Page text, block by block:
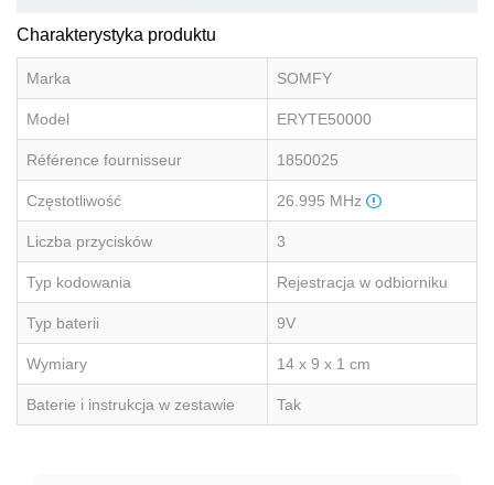
Charakterystyka produktu
Marka SOMFY
Model ERYTE50000
Référence fournisseur 1850025
Częstotliwość 26.995 MHz
Liczba przycisków 3
Typ kodowania Rejestracja w odbiorniku
Typ baterii 9V
Wymiary 14 x 9 x 1 cm
Baterie i instrukcja w zestawie Tak